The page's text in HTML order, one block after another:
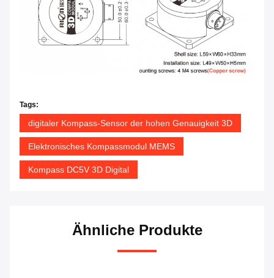
Tags:
digitaler Kompass-Sensor der hohen Genauigkeit 3D
Elektronisches Kompassmodul MEMS
Kompass DC5V 3D Digital
Ähnliche Produkte